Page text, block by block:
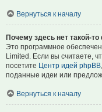
Вернуться к началу
Почему здесь нет такой-
Это программное
Limited. Если вы считаете,
посетите Центр идей phpBB
поданные идеи или
Вернуться к началу